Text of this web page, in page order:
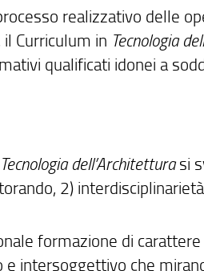
realizzativo delle
Curriculum in Tecnologia
qualificati idonei a
Tecnologia dell’Architetturasi
2)
formazione di
intersoggettivo che